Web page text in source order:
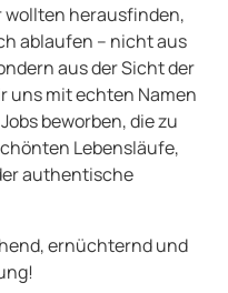
wollten herausfinden,
ablaufen – nicht aus
aus der Sicht der
uns mit echten Namen
beworben, die zu
Lebensläufe,
authentische
ernüchternd und